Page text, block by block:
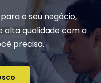
o seu negócio,
alta qualidade com a
precisa.